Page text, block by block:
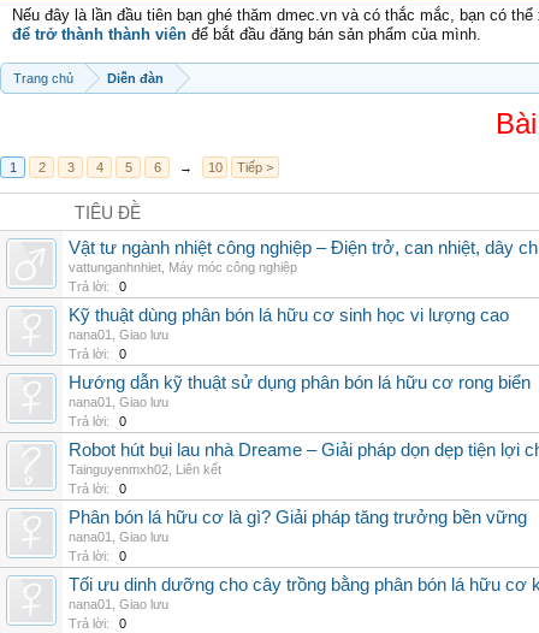
Nếu đây là lần đầu tiên bạn ghé thăm dmec.vn và có thắc mắc, bạn có
để trở thành thành viên để bắt đầu đăng bán sản phẩm của mình.
Trang chủ Diễn đàn
1 2 3 4 5 6 → 10 Tiếp >
TIÊU ĐỀ
Vật tư ngành nhiệt công nghiệp – Điện trở, can nhiệt, dây
vattunganhnhiet Máy móc công nghiệp
Trả lời:
0
Kỹ thuật dùng phân bón lá hữu cơ sinh học vi lượng cao
nana01
Giao lưu
Trả lời:
0
Hướng dẫn kỹ thuật sử dụng phân bón lá hữu cơ rong biển
nana01
Giao lưu
Trả lời:
0
Robot hút bụi lau nhà Dreame – Giải pháp dọn dẹp tiện lợi
Tainguyenmxh02 Liên kết
Trả lời:
0
Phân bón lá hữu cơ là gì? Giải pháp tăng trưởng bền vững
nana01
Giao lưu
Trả lời:
0
Tối ưu dinh dưỡng cho cây trồng bằng phân bón lá hữu cơ
nana01
Giao lưu
Trả lời:
0